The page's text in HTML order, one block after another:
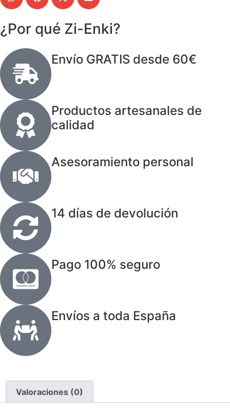
¿Por qué Zi-Enki?
Envío GRATIS desde 60€
Productos artesanales de
calidad
Asesoramiento personal
14 días de devolución
Pago 100% seguro
Envíos a toda España
Valoraciones (0)